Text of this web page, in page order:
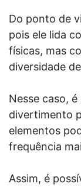
Do ponto de
pois ele lida
físicas, mas
diversidade
Nesse caso,
divertimento
elementos
frequência
Assim, é